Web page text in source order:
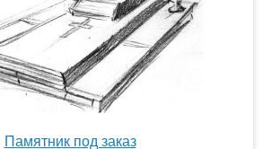
Памятник под заказ